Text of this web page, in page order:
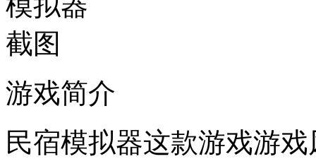
游戏简介
民宿模拟器这款游戏游